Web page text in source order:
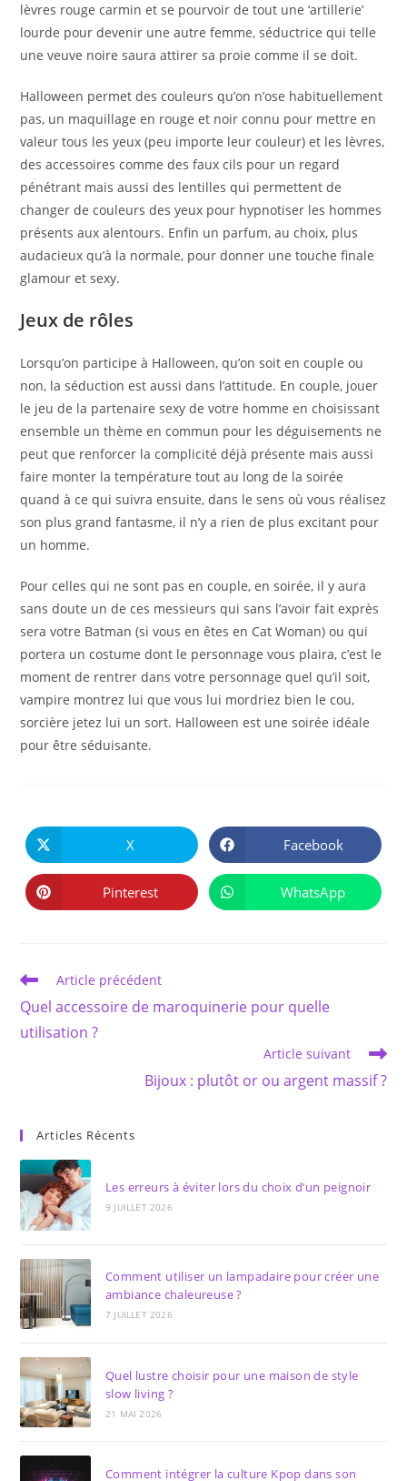
lèvres rouge carmin et se pourvoir de tout une ‘artillerie’
lourde pour devenir une autre femme, séductrice qui telle
une veuve noire saura attirer sa proie comme il se doit.
Halloween permet des couleurs qu’on n’ose habituellement
pas, un maquillage en rouge et noir connu pour mettre en
valeur tous les yeux (peu importe leur couleur) et les lèvres,
des accessoires comme des faux cils pour un regard
pénétrant mais aussi des lentilles qui permettent de
changer de couleurs des yeux pour hypnotiser les hommes
présents aux alentours. Enfin un parfum, au choix, plus
audacieux qu’à la normale, pour donner une touche finale
glamour et sexy.
Jeux de rôles
Lorsqu’on participe à Halloween, qu’on soit en couple ou
non, la séduction est aussi dans l’attitude. En couple, jouer
le jeu de la partenaire sexy de votre homme en choisissant
ensemble un thème en commun pour les déguisements ne
peut que renforcer la complicité déjà présente mais aussi
faire monter la température tout au long de la soirée
quand à ce qui suivra ensuite, dans le sens où vous réalisez
son plus grand fantasme, il n’y a rien de plus excitant pour
un homme.
Pour celles qui ne sont pas en couple, en soirée, il y aura
sans doute un de ces messieurs qui sans l’avoir fait exprès
sera votre Batman (si vous en êtes en Cat Woman) ou qui
portera un costume dont le personnage vous plaira, c’est le
moment de rentrer dans votre personnage quel qu’il soit,
vampire montrez lui que vous lui mordriez bien le cou,
sorcière jetez lui un sort. Halloween est une soirée idéale
pour être séduisante.
CE
CONTENU
Ouvrir
dans
une
autre
fenêtre
X Ouvrir
dans
une
autre
fenêtre
Facebook
Ouvrir
dans
Pinterest Ouvrir
dans
WhatsApp
Read
more
articles
Article précédent
Quel accessoire de maroquinerie pour quelle
utilisation ?
Article suivant
Bijoux : plutôt or ou argent massif ?
Articles Récents
Les erreurs à éviter lors du choix d’un peignoir
9 JUILLET 2026
Comment utiliser un lampadaire pour créer une
ambiance chaleureuse ?
7 JUILLET 2026
Quel lustre choisir pour une maison de style
slow living ?
21 MAI 2026
Comment intégrer la culture Kpop dans son